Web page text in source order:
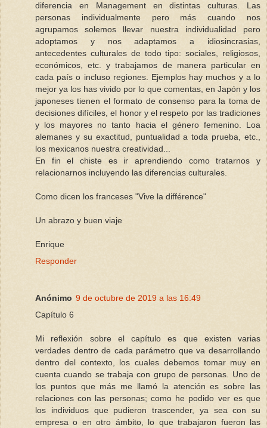
diferencia en Management en distintas culturas. Las
personas individualmente pero más cuando nos
agrupamos solemos llevar nuestra individualidad pero
adoptamos y nos adaptamos a idiosincrasias,
antecedentes culturales de todo tipo: sociales, religiosos,
económicos, etc. y trabajamos de manera particular en
cada país o incluso regiones. Ejemplos hay muchos y a lo
mejor ya los has vivido por lo que comentas, en Japón y los
japoneses tienen el formato de consenso para la toma de
decisiones difíciles, el honor y el respeto por las tradiciones
y los mayores no tanto hacia el género femenino. Loa
alemanes y su exactitud, puntualidad a toda prueba, etc.,
los mexicanos nuestra creatividad...
En fin el chiste es ir aprendiendo como tratarnos y
relacionarnos incluyendo las diferencias culturales.
Como dicen los franceses "Vive la différence"
Un abrazo y buen viaje
Enrique
Responder
Anónimo 9 de octubre de 2019 a las 16:49
Capítulo 6
Mi reflexión sobre el capítulo es que existen varias
verdades dentro de cada parámetro que va desarrollando
dentro del contexto, los cuales debemos tomar muy en
cuenta cuando se trabaja con grupo de personas. Uno de
los puntos que más me llamó la atención es sobre las
relaciones con las personas; como he podido ver es que
los individuos que pudieron trascender, ya sea con su
empresa o en otro ámbito, lo que trabajaron fueron las